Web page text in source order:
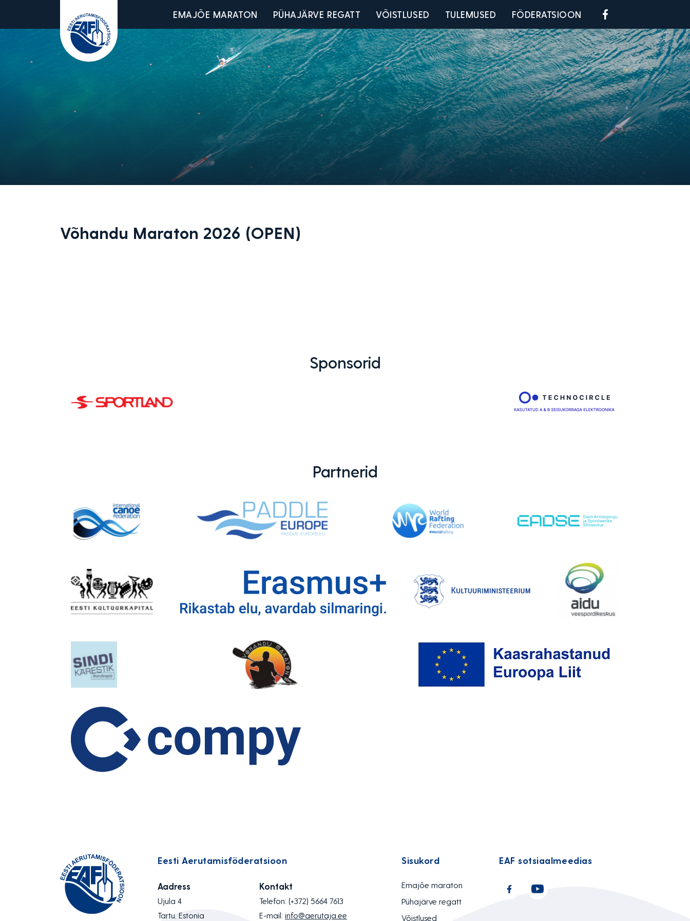
Eesti Aerutamisföderatsioon
Main menu
EMAJÕE MARATON PÜHAJÄRVE REGATT VÕISTLUSED TULEMUSED FÖDERATSIOON Social menu
Võhandu Maraton 2026 (OPEN)
Sponsorid
Partnerid
Eesti Aerutamisföderatsioon
Aadress
Ujula 4
Tartu, Estonia
Kontakt
Telefon: (+372) 5664 7613
E-mail: info@aerutaja.ee
Sisukord
Emajõe maraton
Pühajärve regatt
Võistlused
EAF sotsiaalmeedias